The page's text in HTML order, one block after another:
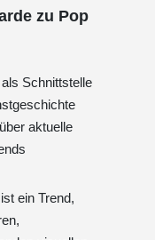
zu Pop
Schnittstelle
aktuelle
ein Trend,